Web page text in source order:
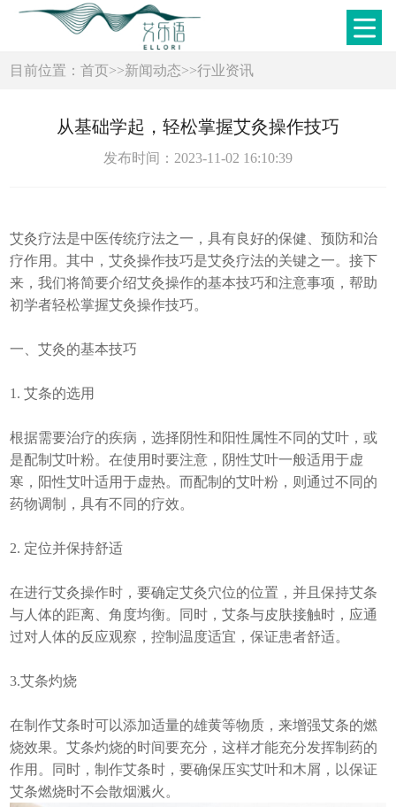
目前位置：首页>>新闻动态>>行业资讯
从基础学起，轻松掌握艾灸操作技巧
发布时间：2023-11-02 16:10:39
艾灸疗法是中医传统疗法之一，具有良好的保健、预防和治
疗作用。其中，艾灸操作技巧是艾灸疗法的关键之一。接下
来，我们将简要介绍艾灸操作的基本技巧和注意事项，帮助
初学者轻松掌握艾灸操作技巧。
一、艾灸的基本技巧
1. 艾条的选用
根据需要治疗的疾病，选择阴性和阳性属性不同的艾叶，或
是配制艾叶粉。在使用时要注意，阴性艾叶一般适用于虚
寒，阳性艾叶适用于虚热。而配制的艾叶粉，则通过不同的
药物调制，具有不同的疗效。
2. 定位并保持舒适
在进行艾灸操作时，要确定艾灸穴位的位置，并且保持艾条
与人体的距离、角度均衡。同时，艾条与皮肤接触时，应通
过对人体的反应观察，控制温度适宜，保证患者舒适。
3.艾条灼烧
在制作艾条时可以添加适量的雄黄等物质，来增强艾条的燃
烧效果。艾条灼烧的时间要充分，这样才能充分发挥制药的
作用。同时，制作艾条时，要确保压实艾叶和木屑，以保证
艾条燃烧时不会散烟溅火。